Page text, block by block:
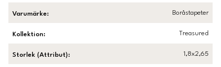
Varumärke: Boråstapeter
Kollektion: Treasured
Storlek (Attribut): 1,8x2,65